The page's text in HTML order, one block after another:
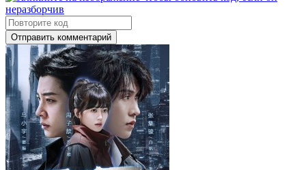
Отправить комментарий